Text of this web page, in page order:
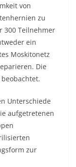
von
zu
300 Teilnehmer
ein
Moskitonetz
Die
Unterschiede
aufgetretenen
zur